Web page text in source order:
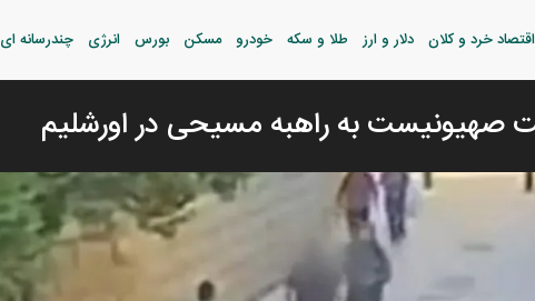
اقتصاد خرد و کلان دلار و ارز طلا و سکه خودرو مسکن بورس انرژی چندرسانه ای
صهیونیست به راهبه مسیحی در اورشلیم